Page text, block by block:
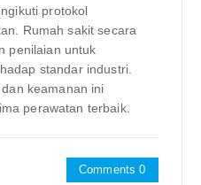
protokol
Rumah sakit secara
penilaian untuk
standar industri.
keamanan ini
perawatan terbaik.
Comments 0